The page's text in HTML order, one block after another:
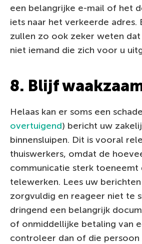
een belangrijke e-mail of het
iets naar het verkeerde adres.
zullen zo ook zeker weten
niet iemand die zich voor u
8. Blijf
Helaas kan er soms een
overtuigend) bericht uw
binnensluipen. Dit is vooral
thuiswerkers, omdat de
communicatie sterk toeneemt
telewerken. Lees uw
zorgvuldig en reageer niet te
dringend een belangrijk
of onmiddellijke betaling van
controleer dan of die